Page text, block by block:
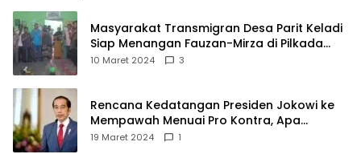
Masyarakat Transmigran Desa Parit Keladi
Siap Menangan Fauzan-Mirza di Pilkada
Kubu Raya
10 Maret 2024 3
Rencana Kedatangan Presiden Jokowi ke
Mempawah Menuai Pro Kontra, Apa
Sebabnya?
19 Maret 2024 1